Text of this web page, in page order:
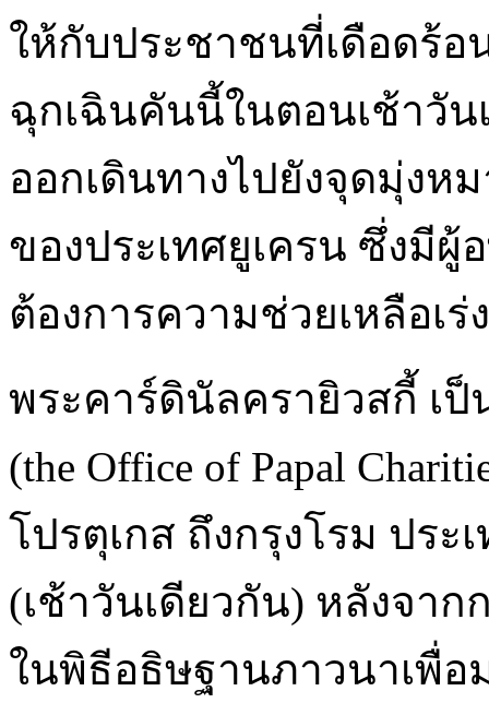
ให้กับประชาชนที่เดือดร้อ
ฉุกเฉินคันนี้ในตอนเช้าวัน
ออกเดินทางไปยังจุดมุ่งห
ของประเทศยูเครน ซึ่งมี
ต้องการความช่วยเหลือเร่
พระคาร์ดินัลครายิวสกี้ เ
(the Office of Papal
โปรตุเกส ถึงกรุงโรม ปร
(เช้าวันเดียวกัน) หลังจา
ในพิธีอธิษฐานภาวนาเพื่อ